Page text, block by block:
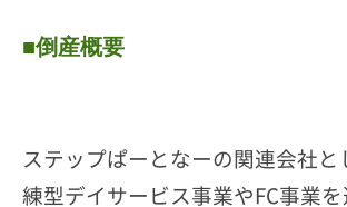
■倒産概要
ステップぱーとなーの関連会社と
練型デイサービス事業やFC事業を